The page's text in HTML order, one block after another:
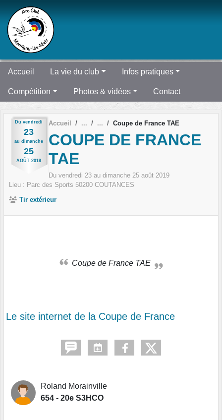
Accueil La vie du club Infos pratiques
Compétition Photos & vidéos Contact
Du vendredi
23
au dimanche
25
AOÛT 2019
Accueil Coupe de France TAE
COUPE DE FRANCE
TAE
Du vendredi 23 au dimanche 25 août 2019
Lieu : Parc des Sports 50200 COUTANCES
Tir extérieur
Coupe de France TAE
Le site internet de la Coupe de France
Roland Morainville
654 - 20e S3HCO
Panneau de gestion des cookies